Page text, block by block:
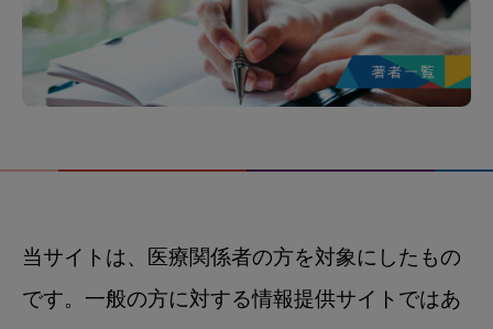
当サイトは、医療関係者の方を対象にしたもの
です。一般の方に対する情報提供サイトではあ